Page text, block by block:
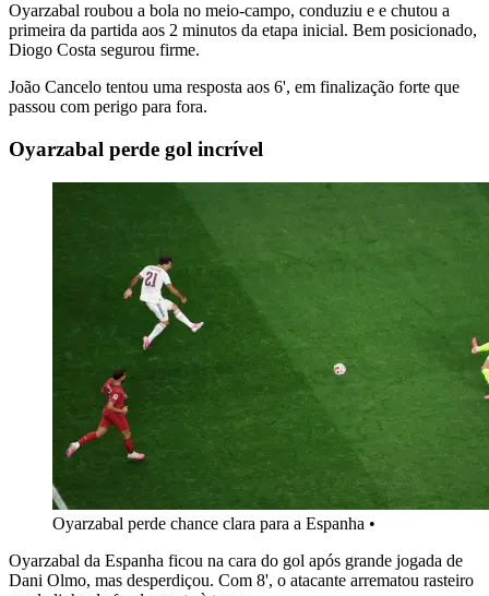
Oyarzabal roubou a bola no meio-campo, conduziu e e chutou a
primeira da partida aos 2 minutos da etapa inicial. Bem posicionado,
Diogo Costa segurou firme.
João Cancelo tentou uma resposta aos 6', em finalização forte que
passou com perigo para fora.
Oyarzabal perde gol incrível
Oyarzabal perde chance clara para a Espanha •
Oyarzabal da Espanha ficou na cara do gol após grande jogada de
Dani Olmo, mas desperdiçou. Com 8', o atacante arrematou rasteiro